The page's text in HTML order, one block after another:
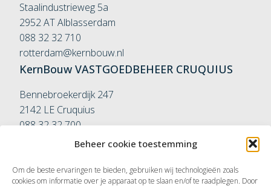
Beheer cookie toestemming
Om de beste ervaringen te bieden, gebruiken wij technologieën zoals
cookies om informatie over je apparaat op te slaan en/of te raadplegen. Door
Staalindustrieweg 5a
2952 AT Alblasserdam
088 32 32 710
rotterdam@kernbouw.nl
KernBouw VASTGOEDBEHEER CRUQUIUS
Bennebroekerdijk 247
2142 LE Cruquius
088 32 32 700
vastgoedbeheer@kernbouw.nl
Couwenhovenstraat 9-11